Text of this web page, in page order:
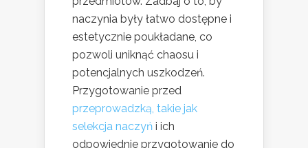
naczynia były łatwo dostępne i
estetycznie poukładane, co
pozwoli uniknąć chaosu i
potencjalnych uszkodzeń.
Przygotowanie przed
przeprowadzką, takie jak
selekcja naczyń i ich
odpowiednie przygotowanie do